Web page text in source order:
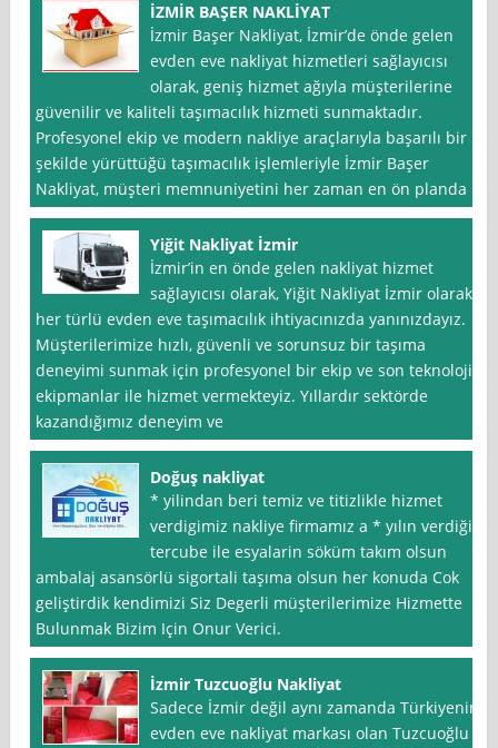
İZMİR BAŞER NAKLİYAT
İzmir Başer Nakliyat, İzmir’de önde gelen
evden eve nakliyat hizmetleri sağlayıcısı
olarak, geniş hizmet ağıyla müşterilerine
güvenilir ve kaliteli taşımacılık hizmeti sunmaktadır.
Profesyonel ekip ve modern nakliye araçlarıyla başarılı bir
şekilde yürüttüğü taşımacılık işlemleriyle İzmir Başer
Nakliyat, müşteri memnuniyetini her zaman en ön planda
Yiğit Nakliyat İzmir
İzmir’in en önde gelen nakliyat hizmet
sağlayıcısı olarak, Yiğit Nakliyat İzmir olarak
her türlü evden eve taşımacılık ihtiyacınızda yanınızdayız.
Müşterilerimize hızlı, güvenli ve sorunsuz bir taşıma
deneyimi sunmak için profesyonel bir ekip ve son teknoloji
ekipmanlar ile hizmet vermekteyiz. Yıllardır sektörde
kazandığımız deneyim ve
Doğuş nakliyat
* yilindan beri temiz ve titizlikle hizmet
verdigimiz nakliye firmamız a * yılın verdiği
tercube ile esyalarin söküm takım olsun
ambalaj asansörlü sigortali taşıma olsun her konuda Cok
geliştirdik kendimizi Siz Degerli müşterilerimize Hizmette
Bulunmak Bizim Için Onur Verici.
İzmir Tuzcuoğlu Nakliyat
Sadece İzmir değil aynı zamanda Türkiyenin
evden eve nakliyat markası olan Tuzcuoğlu